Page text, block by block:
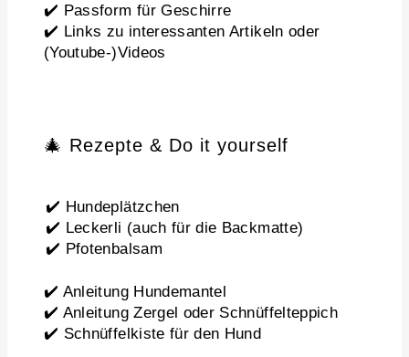
✔️ Passform für Geschirre
✔️ Links zu interessanten Artikeln oder
(Youtube-)Videos
🎄 Rezepte & Do it yourself
✔️ Hundeplätzchen
✔️ Leckerli (auch für die Backmatte)
✔️ Pfotenbalsam
✔️ Anleitung Hundemantel
✔️ Anleitung Zergel oder Schnüffelteppich
✔️ Schnüffelkiste für den Hund